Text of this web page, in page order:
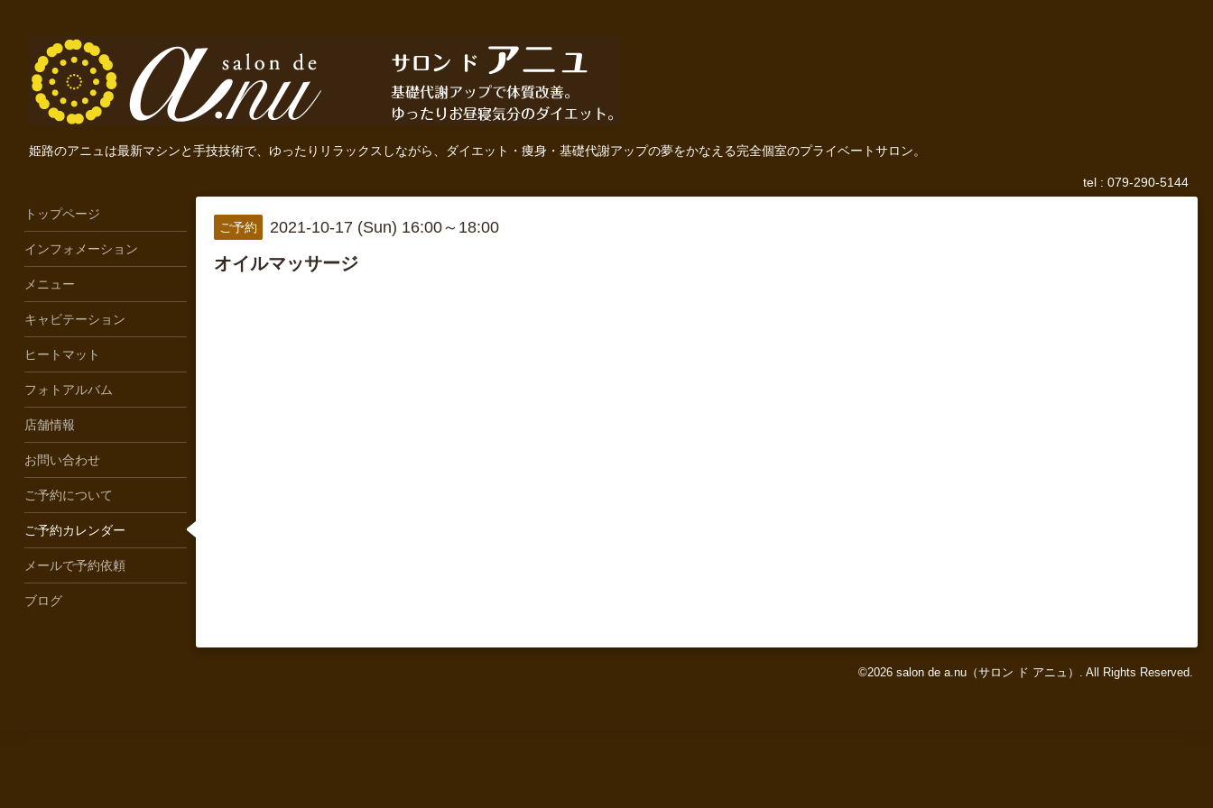
姫路のアニュは最新マシンと手技技術で、ゆったりリラックスしながら、ダイエット・痩身・基礎代謝アップの夢をかなえる完全個室のプライベートサロン。
tel : 079-290-5144
ご予約 2021-10-17 (Sun) 16:00～18:00
オイルマッサージ
©2026 salon de a.nu（サロン ド アニュ） . All Rights Reserved.
トップページ
インフォメーション
メニュー
キャビテーション
ヒートマット
フォトアルバム
店舗情報
お問い合わせ
ご予約について
ご予約カレンダー
メールで予約依頼
ブログ